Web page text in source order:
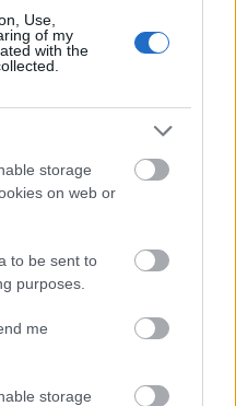
Use,
of my
with the
storage
on web or
to be sent to
purposes.
me
storage
hogy egy kis barlang
a szilka falon
pók a közepén persze
meg nem olyan mint
ne kaszalábú!). Ami
5 db pókháló,
furcsal lámpással a
eltudnék képzelni, kis
vegyél meg mindig
tűzön bogrács, egy két
az a részlet amikor a
meglátják elősször
és nyilasok